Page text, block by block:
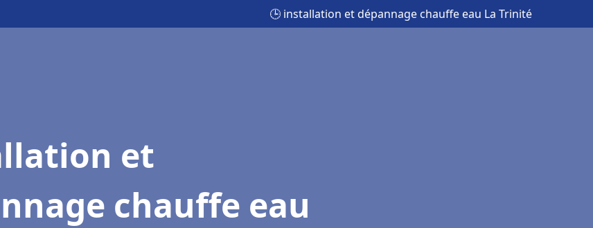
🕒 installation et dépannage chauffe eau La Trinité
et
chauffe eau